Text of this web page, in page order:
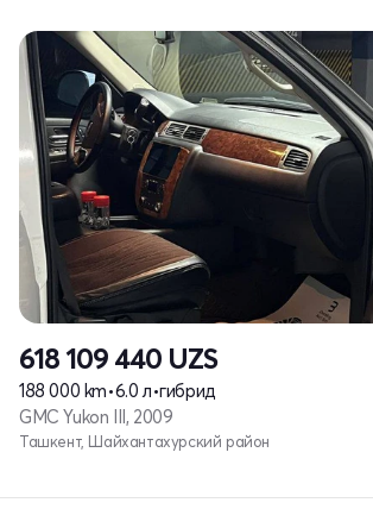
618 109 440 UZS
188 000 km•6.0 л•гибрид
GMC Yukon III, 2009
Ташкент, Шайхантахурский район